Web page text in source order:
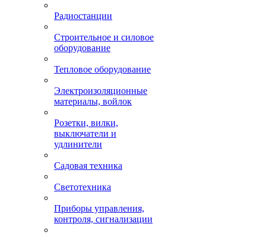
Радиостанции
Строительное и силовое
оборудование
Тепловое оборудование
Электроизоляционные
материалы, войлок
Розетки, вилки,
выключатели и
удлинители
Садовая техника
Светотехника
Приборы управления,
контроля, сигнализации